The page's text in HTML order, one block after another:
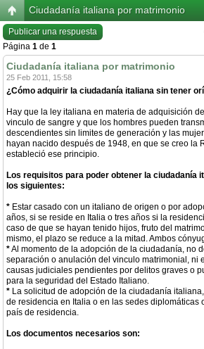
Ciudadanía italiana por matrimonio
Publicar una respuesta
Página 1 de 1
Ciudadanía italiana por matrimonio
25 Feb 2011, 15:58
¿Cómo adquirir la ciudadanía italiana sin tener
Hay que la ley italiana en materia de adquisición
vinculo de sangre y que los hombres pueden
descendientes sin limites de generación y las
hayan nacido después de 1948, en que se creo la
estableció ese principio.
Los requisitos para poder obtener la ciudadanía
los siguientes:
* Estar casado con un italiano de origen o por
años, si se reside en Italia o tres años si la
caso de que se hayan tenido hijos, fruto del
mismo, el plazo se reduce a la mitad. Ambos
*Al momento de la adopción de la ciudadanía, no
separación o anulación del vinculo matrimonial, ni
causas judiciales pendientes por delitos graves o
para la seguridad del Estado Italiano.
* La solicitud de adopción de la ciudadanía
de residencia en Italia o en las sedes diplomáticas
país de residencia.
Los documentos necesarios son: